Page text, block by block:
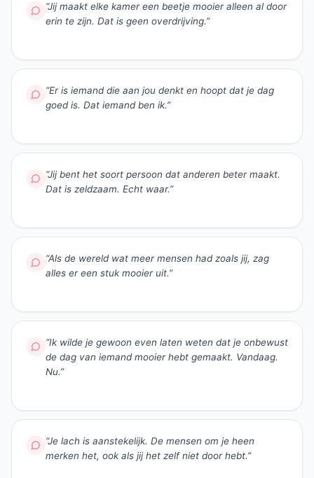
“Jij maakt elke kamer een beetje mooier alleen al door
erin te zijn. Dat is geen overdrijving.”
“Er is iemand die aan jou denkt en hoopt dat je dag
goed is. Dat iemand ben ik.”
“Jij bent het soort persoon dat anderen beter maakt.
Dat is zeldzaam. Echt waar.”
“Als de wereld wat meer mensen had zoals jij, zag
alles er een stuk mooier uit.”
“Ik wilde je gewoon even laten weten dat je onbewust
de dag van iemand mooier hebt gemaakt. Vandaag.
Nu.”
“Je lach is aanstekelijk. De mensen om je heen
merken het, ook als jij het zelf niet door hebt.”